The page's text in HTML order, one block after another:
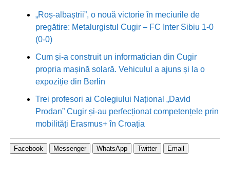
„Roș-albaștrii”, o nouă victorie în meciurile de
pregătire: Metalurgistul Cugir – FC Inter Sibiu 1-0
(0-0)
Cum și-a construit un informatician din Cugir
propria mașină solară. Vehiculul a ajuns și la o
expoziție din Berlin
Trei profesori ai Colegiului Național „David
Prodan” Cugir și-au perfecționat competențele prin
mobilități Erasmus+ în Croația
Facebook Messenger WhatsApp Twitter Email